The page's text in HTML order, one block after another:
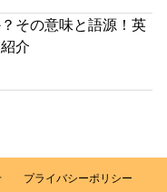
その意味と語源！英
介
プライバシーポリシー